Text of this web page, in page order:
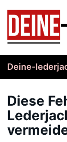
content
Deine-
Diese